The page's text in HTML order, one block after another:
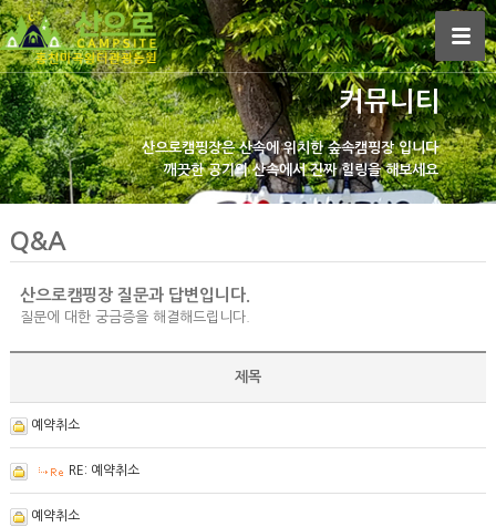
커뮤니티
산으로캠핑장은산속에 위치한 숲속캠핑장 입니다
깨끗한 공기의 산속에서진짜 힐링을 해보세요
Q&A
산으로캠핑장 질문과 답변입니다.
질문에 대한 궁금증을 해결해드립니다.
제목
예약취소
RE: 예약취소
예약취소